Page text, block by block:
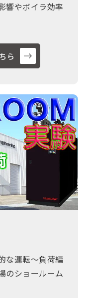
響やボイラ効率
ら
な運転～負荷編
のショールーム